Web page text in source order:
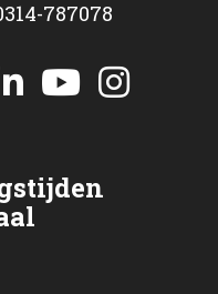
787078